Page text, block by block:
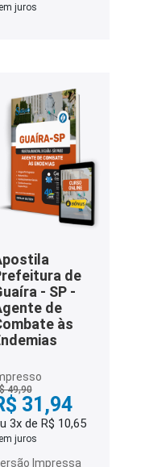
juros
de
- SP -
de
às
49,90
31,94
3x de R$ 10,65
juros
Impressa